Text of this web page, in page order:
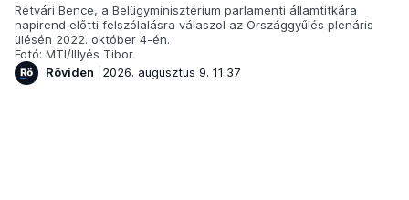
Rétvári Bence, a Belügyminisztérium parlamenti államtitkára
napirend előtti felszólalásra válaszol az Országgyűlés plenáris
ülésén 2022. október 4-én.
Fotó: MTI/Illyés Tibor
Röviden
2026. augusztus 9. 11:37